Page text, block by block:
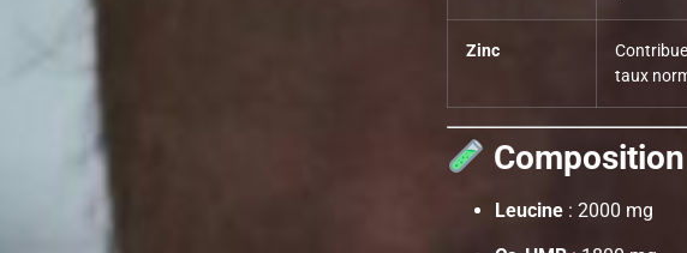
Zinc
taux
Leucine : 2000 mg